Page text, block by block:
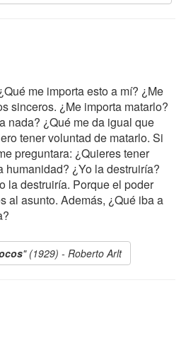
me importa esto a mí? ¿Me
sinceros. ¿Me importa matarlo?
nada? ¿Qué me da igual que
tener voluntad de matarlo. Si
preguntara: ¿Quieres tener
humanidad? ¿Yo la destruiría?
la destruiría. Porque el poder
al asunto. Además, ¿Qué iba a
" (1929) - Roberto Arlt